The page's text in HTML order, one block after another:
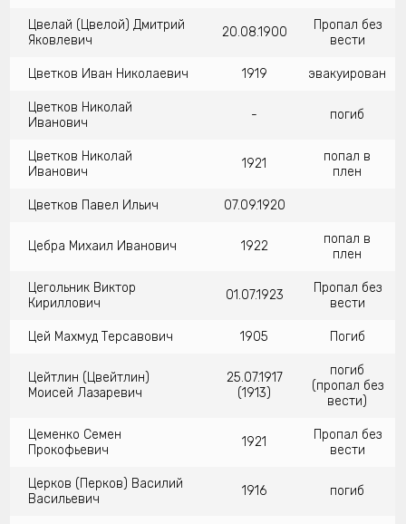
Цвелай (Цвелой) Дмитрий
Яковлевич
20.08.1900
Пропал без
вести
Цветков Иван Николаевич 1919 эвакуирован
Цветков Николай
Иванович
- погиб
Цветков Николай
Иванович
1921
попал в
плен
Цветков Павел Ильич 07.09.1920
Цебра Михаил Иванович 1922
попал в
плен
Цегольник Виктор
Кириллович
01.07.1923
Пропал без
вести
Цей Махмуд Терсавович 1905 Погиб
Цейтлин (Цвейтлин)
Моисей Лазаревич
25.07.1917
(1913)
погиб
(пропал без
вести)
Цеменко Семен
Прокофьевич
1921
Пропал без
вести
Церков (Перков) Василий
Васильевич
1916 погиб